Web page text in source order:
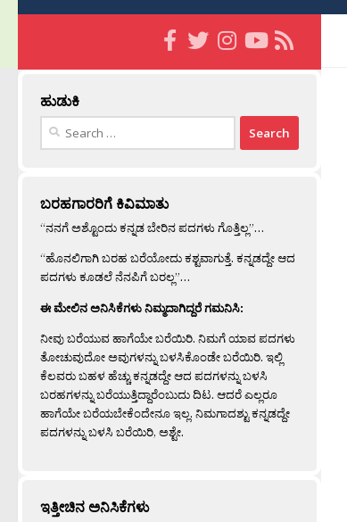
ಹುಡುಕಿ
Search
ಬರಹಗಾರರಿಗೆ ಕಿವಿಮಾತು
“ನನಗೆ ಅಶ್ಟೊಂದು ಕನ್ನಡ ಬೇರಿನ ಪದಗಳು ಗೊತ್ತಿಲ್ಲ”…
“ಹೊನಲಿಗಾಗಿ ಬರಹ ಬರೆಯೋದು ಕಶ್ಟವಾಗುತ್ತೆ. ಕನ್ನಡದ್ದೇ ಆದ
ಪದಗಳು ಕೂಡಲೆ ನೆನಪಿಗೆ ಬರಲ್ಲ”…
ಈ ಮೇಲಿನ ಅನಿಸಿಕೆಗಳು ನಿಮ್ಮದಾಗಿದ್ದರೆ ಗಮನಿಸಿ:
ನೀವು ಬರೆಯುವ ಹಾಗೆಯೇ ಬರೆಯಿರಿ. ನಿಮಗೆ ಯಾವ ಪದಗಳು
ತೋಚುವುದೋ ಅವುಗಳನ್ನು ಬಳಸಿಕೊಂಡೇ ಬರೆಯಿರಿ. ಇಲ್ಲಿ
ಕೆಲವರು ಬಹಳ ಹೆಚ್ಚು ಕನ್ನಡದ್ದೇ ಆದ ಪದಗಳನ್ನು ಬಳಸಿ
ಬರಹಗಳನ್ನು ಬರೆಯುತ್ತಿದ್ದಾರೆಂಬುದು ದಿಟ. ಆದರೆ ಎಲ್ಲರೂ
ಹಾಗೆಯೇ ಬರೆಯಬೇಕೆಂದೇನೂ ಇಲ್ಲ. ನಿಮಗಾದಶ್ಟು ಕನ್ನಡದ್ದೇ
ಪದಗಳನ್ನು ಬಳಸಿ ಬರೆಯಿರಿ, ಅಶ್ಟೇ.
ಇತ್ತೀಚಿನ ಅನಿಸಿಕೆಗಳು